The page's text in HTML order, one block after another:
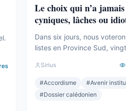
Le choix qui n’a
cyniques, lâches ou
Dans six jours, nous
listes en Province Sud,
effaceront une partie des
alliances qui se feront le soir
dans les couloirs, loin des
Sirius
#Accordisme #Avenir
#Dossier calédonien